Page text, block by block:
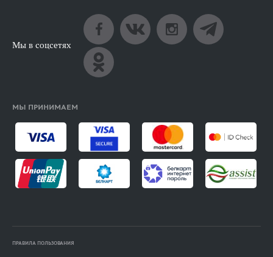
Мы в соцсетях
МЫ ПРИНИМАЕМ
ПРАВИЛА ПОЛЬЗОВАНИЯ